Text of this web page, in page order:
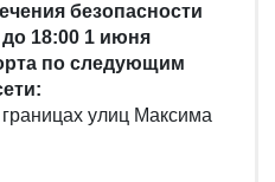
безопасности
18:00 1 июня
по следующим
улиц Максима